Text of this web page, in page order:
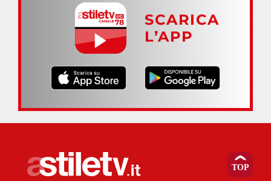
SCARICA
L’APP